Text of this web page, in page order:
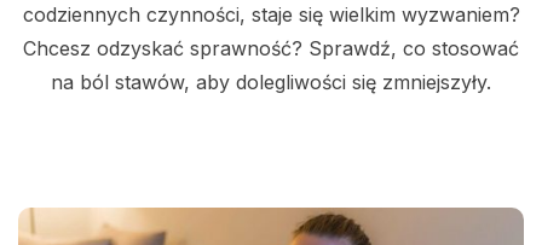
codziennych czynności, staje się wielkim wyzwaniem?
Chcesz odzyskać sprawność? Sprawdź, co stosować
na ból stawów, aby dolegliwości się zmniejszyły.